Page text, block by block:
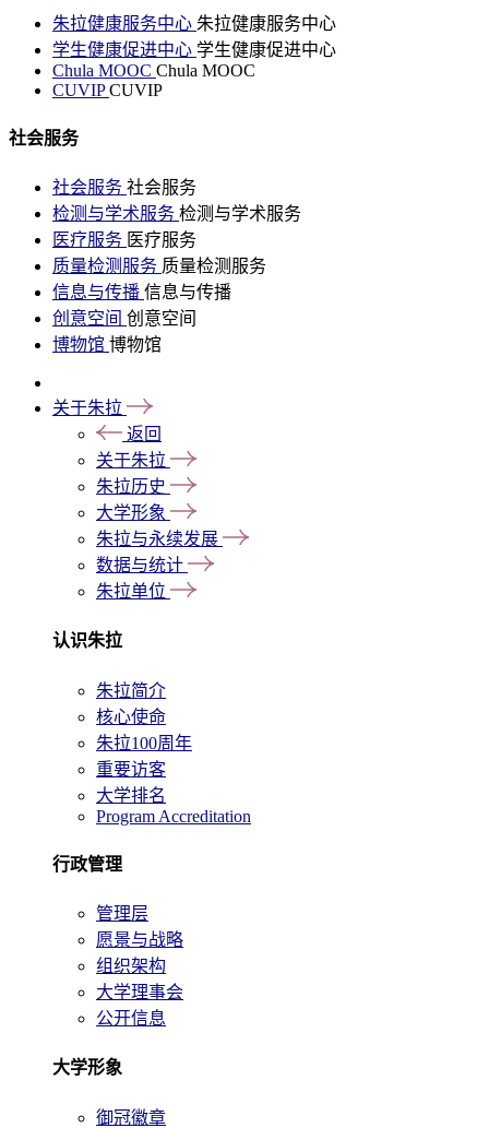
朱拉健康服务中心 朱拉健康服务中心
学生健康促进中心 学生健康促进中心
Chula MOOC Chula MOOC
CUVIPCUVIP
社会服务
社会服务 社会服务
检测与学术服务 检测与学术服务
医疗服务 医疗服务
质量检测服务 质量检测服务
信息与传播 信息与传播
创意空间 创意空间
博物馆 博物馆
关于朱拉
返回
关于朱拉
朱拉历史
大学形象
朱拉与永续发展
数据与统计
朱拉单位
认识朱拉
朱拉简介
核心使命
朱拉100周年
重要访客
大学排名
Program Accreditation
行政管理
管理层
愿景与战略
组织架构
大学理事会
公开信息
大学形象
御冠徽章